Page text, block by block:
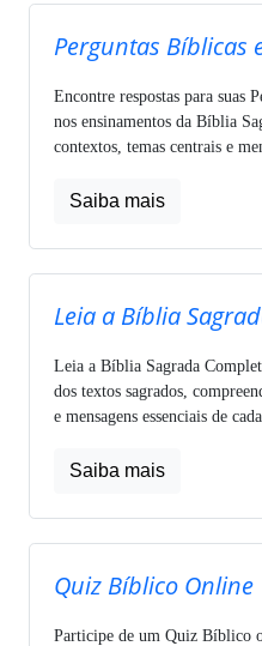
Perguntas Bíblicas
Encontre respostas para suas
nos ensinamentos da Bíblia
contextos, temas centrais e
Saiba mais
Leia a Bíblia
Leia a Bíblia Sagrada
dos textos sagrados,
e mensagens essenciais de
Saiba mais
Quiz Bíblico Online
Participe de um Quiz Bíblico